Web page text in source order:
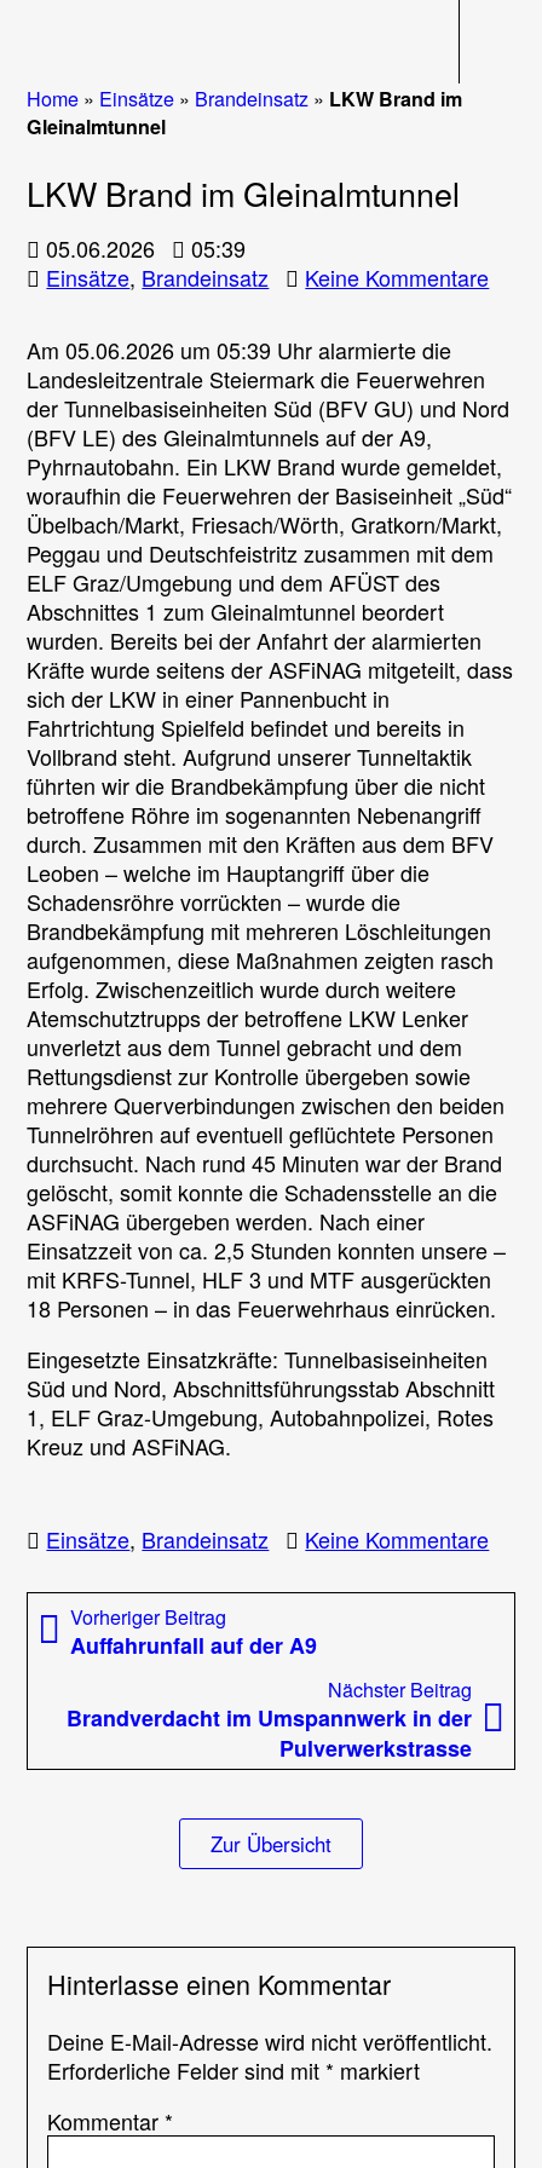
Home » Einsätze » Brandeinsatz » LKW Brand im
Gleinalmtunnel
LKW Brand im Gleinalmtunnel
05.06.2026
05:39
Einsätze, Brandeinsatz Keine Kommentarezu
Am 05.06.2026 um 05:39 Uhr alarmierte die
Landesleitzentrale Steiermark die Feuerwehren
der Tunnelbasiseinheiten Süd (BFV GU) und Nord
(BFV LE) des Gleinalmtunnels auf der A9,
Pyhrnautobahn. Ein LKW Brand wurde gemeldet,
woraufhin die Feuerwehren der Basiseinheit „Süd“
Übelbach/Markt, Friesach/Wörth, Gratkorn/Markt,
Peggau und Deutschfeistritz zusammen mit dem
ELF Graz/Umgebung und dem AFÜST des
Abschnittes 1 zum Gleinalmtunnel beordert
wurden. Bereits bei der Anfahrt der alarmierten
Kräfte wurde seitens der ASFiNAG mitgeteilt, dass
sich der LKW in einer Pannenbucht in
Fahrtrichtung Spielfeld befindet und bereits in
Vollbrand steht. Aufgrund unserer Tunneltaktik
führten wir die Brandbekämpfung über die nicht
betroffene Röhre im sogenannten Nebenangriff
durch. Zusammen mit den Kräften aus dem BFV
Leoben – welche im Hauptangriff über die
Schadensröhre vorrückten – wurde die
Brandbekämpfung mit mehreren Löschleitungen
aufgenommen, diese Maßnahmen zeigten rasch
Erfolg. Zwischenzeitlich wurde durch weitere
Atemschutztrupps der betroffene LKW Lenker
unverletzt aus dem Tunnel gebracht und dem
Rettungsdienst zur Kontrolle übergeben sowie
mehrere Querverbindungen zwischen den beiden
Tunnelröhren auf eventuell geflüchtete Personen
durchsucht. Nach rund 45 Minuten war der Brand
gelöscht, somit konnte die Schadensstelle an die
ASFiNAG übergeben werden. Nach einer
Einsatzzeit von ca. 2,5 Stunden konnten unsere –
mit KRFS-Tunnel, HLF 3 und MTF ausgerückten
18 Personen – in das Feuerwehrhaus einrücken.
Eingesetzte Einsatzkräfte: Tunnelbasiseinheiten
Süd und Nord, Abschnittsführungsstab Abschnitt
1, ELF Graz-Umgebung, Autobahnpolizei, Rotes
Kreuz und ASFiNAG.
Einsätze, Brandeinsatz Keine Kommentarezu
Beitragsnavigation
Vorheriger Beitrag
Beitrag:
Auffahrunfall auf der A9
Nächster Beitrag
Brandverdacht im Umspannwerk in der
Pulverwerkstrasse
Zur Übersicht
Hinterlasse einen Kommentar
Deine E-Mail-Adresse wird nicht veröffentlicht.
Erforderliche Felder sind mit * markiert
Kommentar *